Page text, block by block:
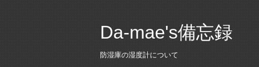
Da-mae's備忘録
防湿庫の湿度計について